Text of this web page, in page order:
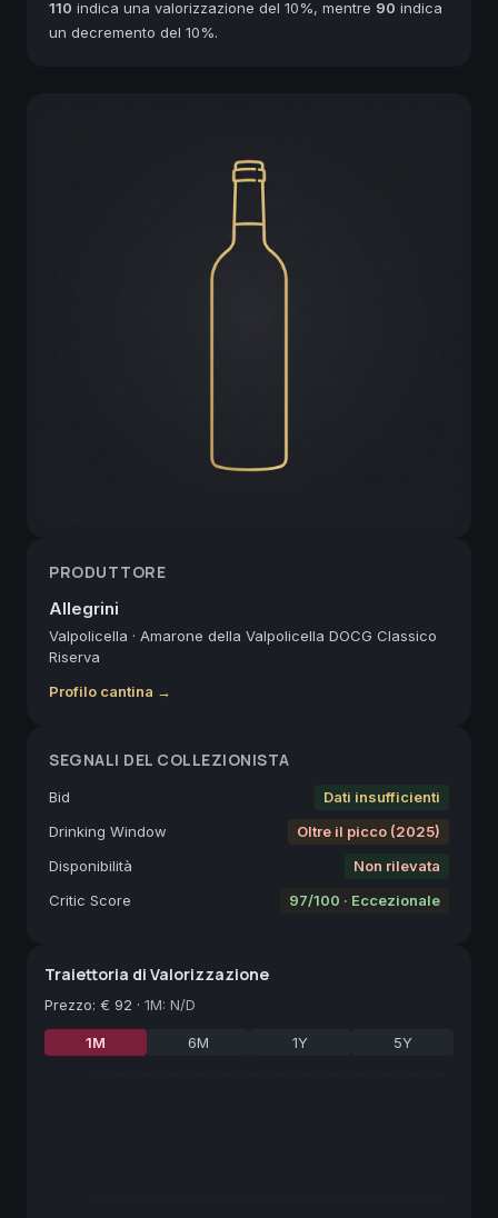
110 indica una valorizzazione del 10%, mentre 90 indica
un decremento del 10%.
PRODUTTORE
Allegrini
Valpolicella · Amarone della Valpolicella DOCG Classico
Riserva
Profilo cantina →
SEGNALI DEL COLLEZIONISTA
Bid
Dati insufficienti
Drinking Window
Oltre il picco (2025)
Disponibilità
Non rilevata
Critic Score
97/100 · Eccezionale
Traiettoria di Valorizzazione
Prezzo: € 92 · 1M: N/D
1M 6M 1Y 5Y